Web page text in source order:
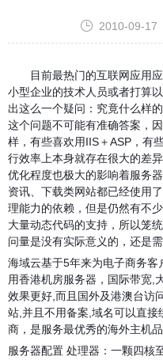
 2010-09-17
目前最热门的互联网应用应
小型企业的技术人员或者打算
出这么一个疑问：究竟什么样
这个问题不可能有准确答案，
样，有些喜欢用IIS＋ASP，有
行效率上本身就存在很大的差
优化程度也极大的影响着服务
资讯、下载类网站都已经使用
理能力的依赖，但是仍然有不
大量动态代码的支持，所以笼
问量是没有实际意义的，还是
海域云基于5年来为电子商务
用香港机房服务器，国际带宽,
效果更好,而且国外及港澳台访
站,并且不用备案,域名可以直
商，是服务最优秀的海外主机品
服务器配置 处理器：一颗四核